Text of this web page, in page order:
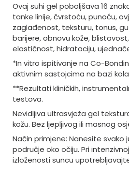
Ovaj suhi gel poboljšava 16
tanke linije, čvrstoću, punoću,
zaglađenost, teksturu, tonus,
barijere, obnovu kože,
elastičnost, hidrataciju,
*In vitro ispitivanje na Co-
aktivnim sastojcima na bazi
**Rezultati kliničkih,
testova.
Nevidljiva ultrasvježa gel
kožu. Bez ljepljivog ili masnog
Način primjene: Nanesite svako
područje oko očiju. Pri
izloženosti suncu